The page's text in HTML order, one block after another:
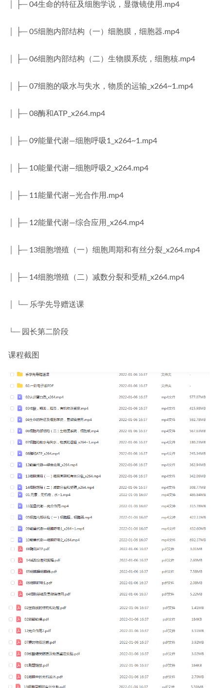
│ ├─ 04生命的特征及细胞学说，显微镜使用.mp4
│ ├─ 05细胞内部结构（一）细胞膜，细胞器.mp4
│ ├─ 06细胞内部结构（二）生物膜系统，细胞核.mp4
│ ├─ 07细胞的吸水与失水，物质的运输_x264~1.mp4
│ ├─ 08酶和ATP_x264.mp4
│ ├─ 09能量代谢—细胞呼吸1_x264~1.mp4
│ ├─ 10能量代谢—细胞呼吸2_x264.mp4
│ ├─ 11能量代谢—光合作用.mp4
│ ├─ 12能量代谢—综合应用_x264.mp4
│ ├─ 13细胞增殖（一）细胞周期和有丝分裂_x264.mp4
│ ├─ 14细胞增殖（二）减数分裂和受精_x264.mp4
│ └─ 乐学先导赠送课
└─ 园长第二阶段
课程截图